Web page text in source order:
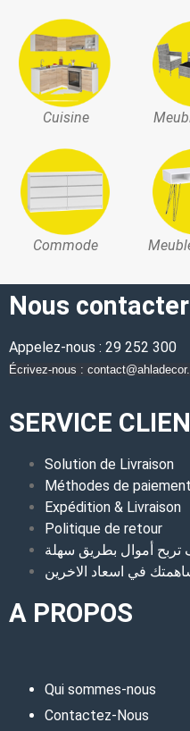
Cuisine
Commode
Nous contacter
Appelez-nous : 29 252 300
Écrivez-nous :
SERVICE
Solution de Livraison
Méthodes de paiement
Expédition & Livraison
Politique de retour
تربح أموال بطريق سهلة
في اسعاد الاخرين
A PROPOS
Qui sommes-nous
Contactez-Nous